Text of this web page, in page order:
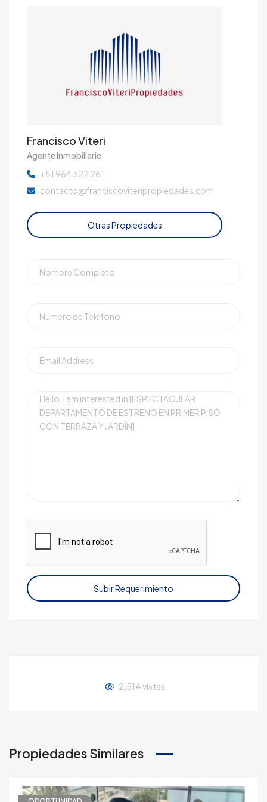
Francisco Viteri
Agente Inmobiliario
+51 964 322 261
contacto@franciscoviteripropiedades.com
Otras Propiedades
Subir Requerimiento
2,514 vistas
Propiedades Similares